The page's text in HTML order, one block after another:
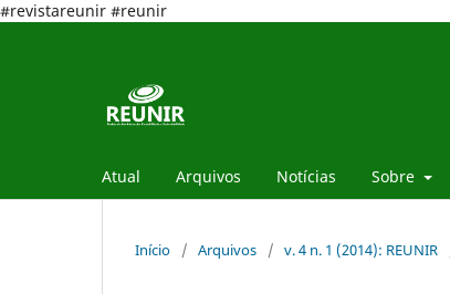
#revistareunir #reunir
Atual Arquivos Notícias Sobre
Início / Arquivos / v. 4 n. 1 (2014): REUNIR